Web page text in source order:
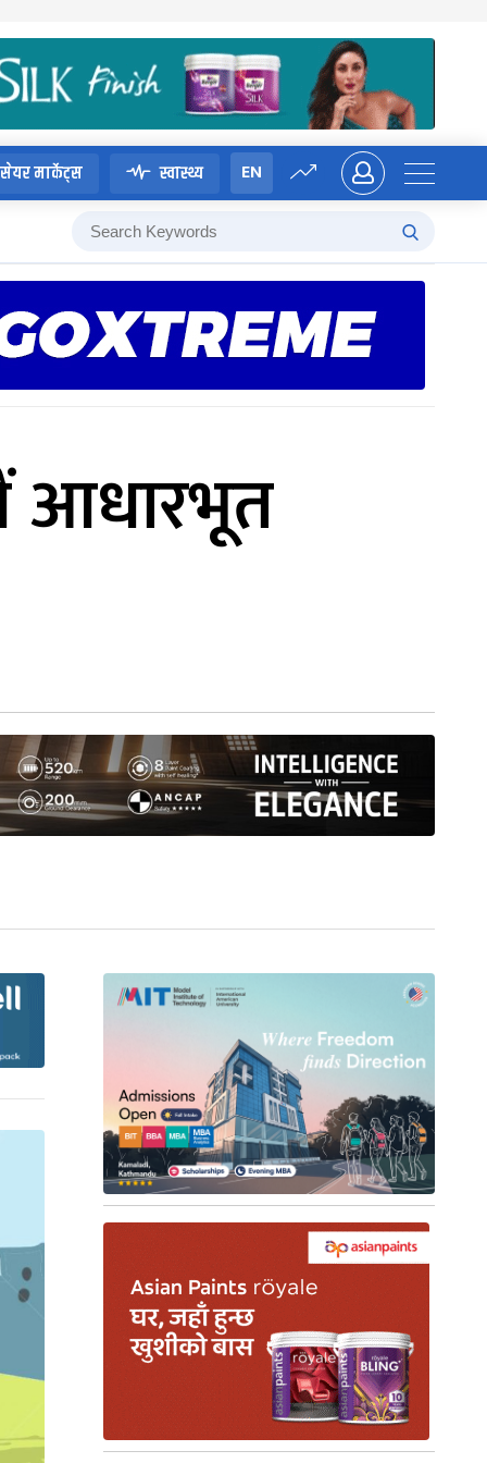
सेयर मार्केट्स स्वास्थ्य EN
आधारभूत